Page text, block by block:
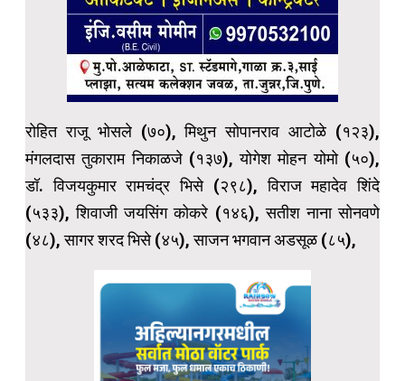
रोहित राजू भोसले (७०), मिथुन सोपानराव आटोळे (१२३),
मंगलदास तुकाराम निकाळजे (१३७), योगेश मोहन योमो (५०),
डॉ. विजयकुमार रामचंद्र भिसे (२९८), विराज महादेव शिंदे
(५३३), शिवाजी जयसिंग कोकरे (१४६), सतीश नाना सोनवणे
(४८), सागर शरद भिसे (४५), साजन भगवान अडसूळ (८५),